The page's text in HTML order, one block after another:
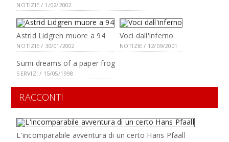
NOTIZIE / 1/02/2002
Astrid Lidgren muore a 94
NOTIZIE / 30/01/2002
Voci dall'inferno
NOTIZIE / 12/09/2001
Sumi dreams of a paper frog
SERVIZI / 15/05/1998
RACCONTI
L'incomparabile avventura di un certo Hans Pfaall